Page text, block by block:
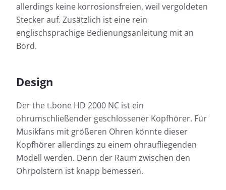
allerdings keine korrosionsfreien, weil vergoldeten
Stecker auf. Zusätzlich ist eine rein
englischsprachige Bedienungsanleitung mit an
Bord.
Design
Der the t.bone HD 2000 NC ist ein
ohrumschließender geschlossener Kopfhörer. Für
Musikfans mit größeren Ohren könnte dieser
Kopfhörer allerdings zu einem ohraufliegenden
Modell werden. Denn der Raum zwischen den
Ohrpolstern ist knapp bemessen.